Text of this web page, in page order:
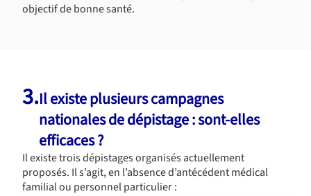
objectif de bonne santé.
3.Il existe plusieurs campagnes
nationales de dépistage : sont-elles
efficaces ?
Il existe trois dépistages organisés actuellement
proposés. Il s’agit, en l’absence d’antécédent médical
familial ou personnel particulier :